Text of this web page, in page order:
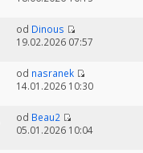
od Dinous
19.02.2026 07:57
od nasranek
14.01.2026 10:30
od Beau2
05.01.2026 10:04